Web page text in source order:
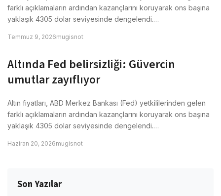
farklı açıklamaların ardından kazançlarını koruyarak ons başına
yaklaşık 4305 dolar seviyesinde dengelendi.…
Temmuz 9, 2026mugisnot
Altında Fed belirsizliği: Güvercin
umutlar zayıflıyor
Altın fiyatları, ABD Merkez Bankası (Fed) yetkililerinden gelen
farklı açıklamaların ardından kazançlarını koruyarak ons başına
yaklaşık 4305 dolar seviyesinde dengelendi.…
Haziran 20, 2026mugisnot
Son Yazılar